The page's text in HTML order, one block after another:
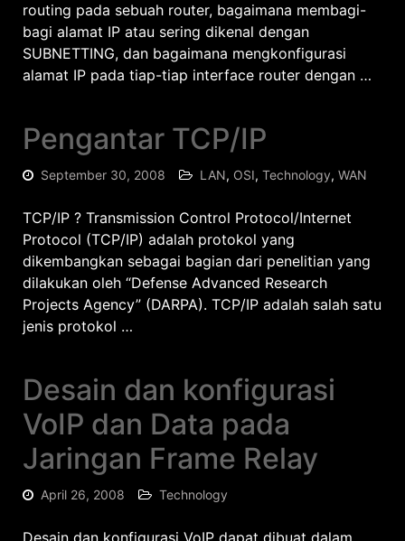
routing pada sebuah router, bagaimana membagi-
bagi alamat IP atau sering dikenal dengan
SUBNETTING, dan bagaimana mengkonfigurasi
alamat IP pada tiap-tiap interface router dengan …
Pengantar TCP/IP
September 30, 2008 LAN, OSI, Technology, WAN
TCP/IP ? Transmission Control Protocol/Internet
Protocol (TCP/IP) adalah protokol yang
dikembangkan sebagai bagian dari penelitian yang
dilakukan oleh “Defense Advanced Research
Projects Agency” (DARPA). TCP/IP adalah salah satu
jenis protokol …
Desain dan konfigurasi
VoIP dan Data pada
Jaringan Frame Relay
April 26, 2008 Technology
Desain dan konfigurasi VoIP dapat dibuat dalam